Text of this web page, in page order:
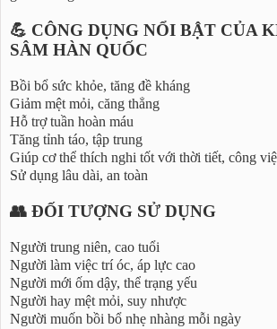
💪 CÔNG DỤNG NỔI BẬT CỦA
SÂM HÀN QUỐC
Bồi bổ sức khỏe, tăng đề kháng
Giảm mệt mỏi, căng thẳng
Hỗ trợ tuần hoàn máu
Tăng tỉnh táo, tập trung
Giúp cơ thể thích nghi tốt với thời tiết, công
Sử dụng lâu dài, an toàn
👥 ĐỐI TƯỢNG SỬ DỤNG
Người trung niên, cao tuổi
Người làm việc trí óc, áp lực cao
Người mới ốm dậy, thể trạng yếu
Người hay mệt mỏi, suy nhược
Người muốn bồi bổ nhẹ nhàng mỗi ngày